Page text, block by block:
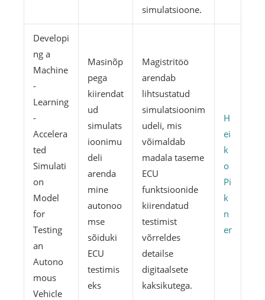
simulatsioone.
Developi
ng a
Machine
-
Learning
-
Accelera
ted
Simulati
on
Model
for
Testing
an
Autono
mous
Vehicle
Masinõp
pega
kiirendat
ud
simulats
ioonimu
deli
arenda
mine
autonoo
mse
sõiduki
ECU
testimis
eks
Magistritöö
arendab
lihtsustatud
simulatsioonim
udeli, mis
võimaldab
madala taseme
ECU
funktsioonide
kiirendatud
testimist
võrreldes
detailse
digitaalsete
kaksikutega.
H
ei
k
o
Pi
k
n
er